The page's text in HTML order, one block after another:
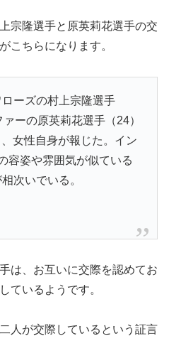
宗隆選手と原英莉花選手の交
こちらになります。
ーズの村上宗隆選手
ーの原英莉花選手（24）
女性自身が報じた。イン
容姿や雰囲気が似ている
次いでいる。
は、お互いに交際を認めてお
ているようです。
人が交際しているという証言